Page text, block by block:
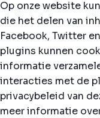
Op onze website
die het delen van
Facebook, Twitter
plugins kunnen
informatie
interacties met de
privacybeleid van
meer informatie